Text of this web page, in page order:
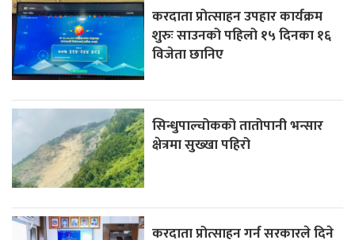
करदाता प्रोत्साहन उपहार कार्यक्रम
शुरुः साउनको पहिलो १५ दिनका १६
विजेता छानिए
सिन्धुपाल्चोकको तातोपानी भन्सार
क्षेत्रमा सुख्खा पहिरो
करदाता प्रोत्साहन गर्न सरकारले दिने